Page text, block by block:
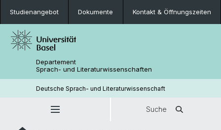
Studienangebot Dokumente Kontakt & Öffnungszeiten
Departement
Sprach- und Literaturwissenschaften
Deutsche Sprach- und Literaturwissenschaft
Suche